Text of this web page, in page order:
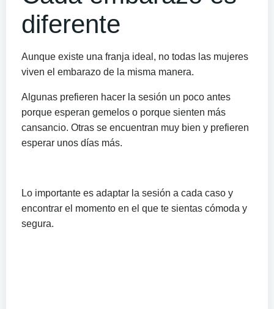
diferente
Aunque existe una franja ideal, no todas las mujeres
viven el embarazo de la misma manera.
Algunas prefieren hacer la sesión un poco antes
porque esperan gemelos o porque sienten más
cansancio. Otras se encuentran muy bien y prefieren
esperar unos días más.
Lo importante es adaptar la sesión a cada caso y
encontrar el momento en el que te sientas cómoda y
segura.